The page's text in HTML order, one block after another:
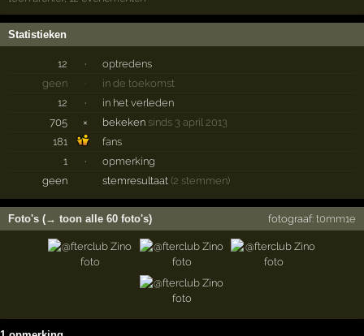
Statistieken
12 ·
optredens
geen
·
in de toekomst
12
·
in het verleden
705
× bekeken sinds 3 april 2013
181
fans
1
·
opmerking
geen
stemresultaat(2 stemmen)
Foto's (→ toon alle 60 foto's) fotograaf: t0mm1e